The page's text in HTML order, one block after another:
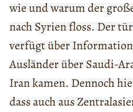
wie und warum der
nach Syrien floss. Der
verfügt über
Ausländer über Saudi-
Iran kamen. Dennoch
dass auch aus